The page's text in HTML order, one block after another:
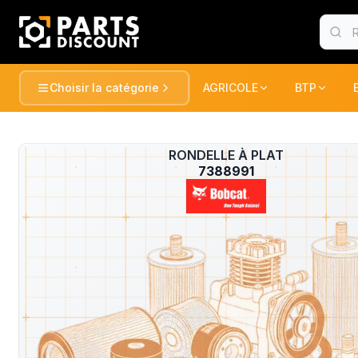
Choisir la catégorie
MARQUES
AGRICOLE
TRACTEURS ET RECOLTE
PULVERISATION
CONSOMABLE
CHARGEUR
FENAISON
GATOR
BTP
DUMPER
PELLES /
PELLES
?
RONDELLE À PLAT
7388991